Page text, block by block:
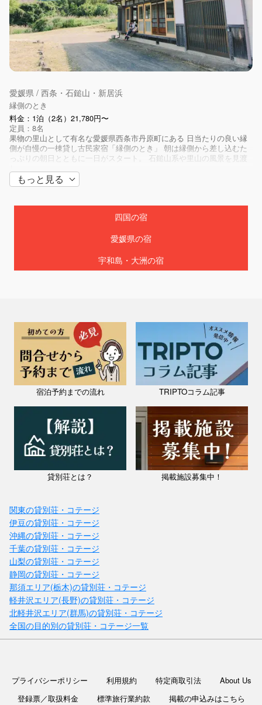
愛媛県 / 西条・石鎚山・新居浜
縁側のとき
料金：1泊（2名）21,780円〜
定員：8名
果物の里山として有名な愛媛県西条市丹原町にある 日当たりの良い縁
側が自慢の一棟貸し古民家宿「縁側のとき」 朝は縁側から差し込むた
っぷりの朝日とともに一日がスタート。 石鎚山系や里山の風景を見渡
愛媛県 / 西条・石鎚山・新居浜
貸切別荘あかがね荘
「貸切別荘あかがね荘」へようこそ！1日一組限定！竹林の中の貸切別
荘です。 竹林の中にポツンとたたずむこの黄色いコテージは、四国の
中心に位置し、 新居浜インターチェンジからわずか2分！またスーパ
料金：平日１泊２名様 28350円〜
定員：8名
もっと見る
四国の宿
愛媛県の宿
宇和島・大洲の宿
宿泊予約までの流れ TRIPTOコラム記事
貸別荘とは？ 掲載施設募集中！
関東の貸別荘・コテージ
伊豆の貸別荘・コテージ
沖縄の貸別荘・コテージ
千葉の貸別荘・コテージ
山梨の貸別荘・コテージ
静岡の貸別荘・コテージ
那須エリア(栃木)の貸別荘・コテージ
軽井沢エリア(長野)の貸別荘・コテージ
北軽井沢エリア(群馬)の貸別荘・コテージ
全国の目的別の貸別荘・コテージ一覧
プライバシーポリシー 利用規約 特定商取引法
About Us
登録票／取扱料金
標準旅行業約款 掲載の申込みはこちら